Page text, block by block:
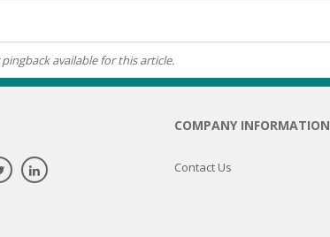
HYDRATION
ROSACEA-PRONE SKIN
SKIN IMPERFECTION
available for this article.
COMPANY INFORMATION
Contact Us